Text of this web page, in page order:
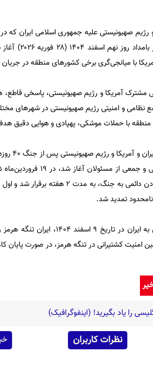
رژیم صهیونیستی علیه جمهوری اسلامی ایران
ای رهبر انقلاب
با میانجی‌گری برخی کشورهای منطقه در جریان
مشترک آمریکا و رژیم صهیونیستی، پاسخی قاطع،
نظامی و امنیتی رژیم صهیونیستی در شهرهای
در منطقه با حملات موشکی، پهپادی و هوایی دقیق
در پاسخ به تجاوز آمریکا و رژیم صهیونیستی
امنیت کشتیرانی در تنگه هرمز، در صورت پایان
را یاد بگیرید! (اینفوگرافیک)
نظرات کاربران